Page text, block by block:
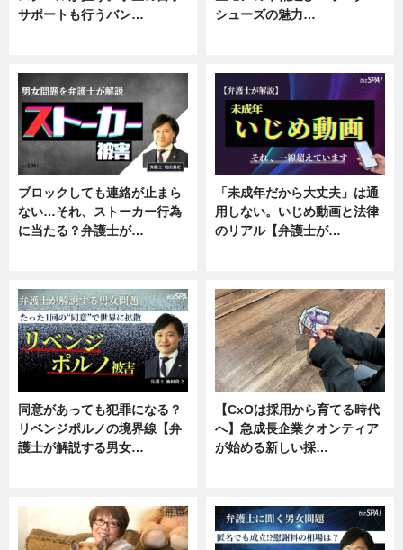
サポートも行うバン…
シューズの魅力…
ブロックしても連絡が止まら
ない…それ、ストーカー行為
に当たる？弁護士が…
「未成年だから大丈夫」は通
用しない。いじめ動画と法律
のリアル【弁護士が…
同意があっても犯罪になる？
リベンジポルノの境界線【弁
護士が解説する男女…
【CxOは採用から育てる時代
へ】急成長企業クオンティア
が始める新しい採…